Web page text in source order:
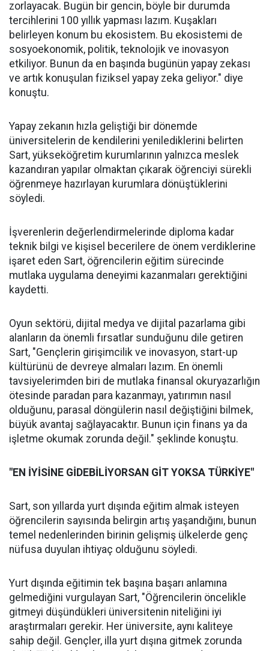
zorlayacak. Bugün bir gencin, böyle bir durumda
tercihlerini 100 yıllık yapması lazım. Kuşakları
belirleyen konum bu ekosistem. Bu ekosistemi de
sosyoekonomik, politik, teknolojik ve inovasyon
etkiliyor. Bunun da en başında bugünün yapay zekası
ve artık konuşulan fiziksel yapay zeka geliyor." diye
konuştu.
Yapay zekanın hızla geliştiği bir dönemde
üniversitelerin de kendilerini yenilediklerini belirten
Sart, yükseköğretim kurumlarının yalnızca meslek
kazandıran yapılar olmaktan çıkarak öğrenciyi sürekli
öğrenmeye hazırlayan kurumlara dönüştüklerini
söyledi.
İşverenlerin değerlendirmelerinde diploma kadar
teknik bilgi ve kişisel becerilere de önem verdiklerine
işaret eden Sart, öğrencilerin eğitim sürecinde
mutlaka uygulama deneyimi kazanmaları gerektiğini
kaydetti.
Oyun sektörü, dijital medya ve dijital pazarlama gibi
alanların da önemli fırsatlar sunduğunu dile getiren
Sart, "Gençlerin girişimcilik ve inovasyon, start-up
kültürünü de devreye almaları lazım. En önemli
tavsiyelerimden biri de mutlaka finansal okuryazarlığın
ötesinde paradan para kazanmayı, yatırımın nasıl
olduğunu, parasal döngülerin nasıl değiştiğini bilmek,
büyük avantaj sağlayacaktır. Bunun için finans ya da
işletme okumak zorunda değil." şeklinde konuştu.
"EN İYİSİNE GİDEBİLİYORSAN GİT YOKSA TÜRKİYE"
Sart, son yıllarda yurt dışında eğitim almak isteyen
öğrencilerin sayısında belirgin artış yaşandığını, bunun
temel nedenlerinden birinin gelişmiş ülkelerde genç
nüfusa duyulan ihtiyaç olduğunu söyledi.
Yurt dışında eğitimin tek başına başarı anlamına
gelmediğini vurgulayan Sart, "Öğrencilerin öncelikle
gitmeyi düşündükleri üniversitenin niteliğini iyi
araştırmaları gerekir. Her üniversite, aynı kaliteye
sahip değil. Gençler, illa yurt dışına gitmek zorunda